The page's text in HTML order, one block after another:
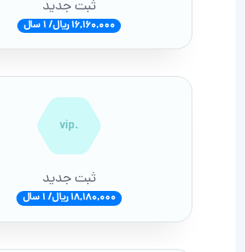
ثبت جدید
16,160,000 ریال/ 1 سال
.vip
ثبت جدید
18,180,000 ریال/ 1 سال